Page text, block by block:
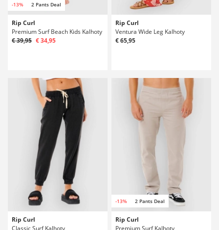
-13% 2 Pants Deal
Rip Curl
Premium Surf Beach Kids Kalhoty
€ 39,95 € 34,95
Rip Curl
Ventura Wide Leg Kalhoty
€ 65,95
Rip Curl
Classic Surf Kalhoty
-13% 2 Pants Deal
Rip Curl
Premium Surf Kalhoty